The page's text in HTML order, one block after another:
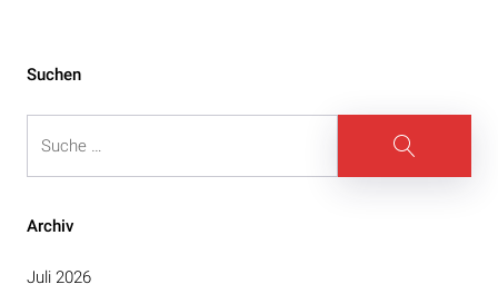
Suchen
Suche
Archiv
Juli 2026